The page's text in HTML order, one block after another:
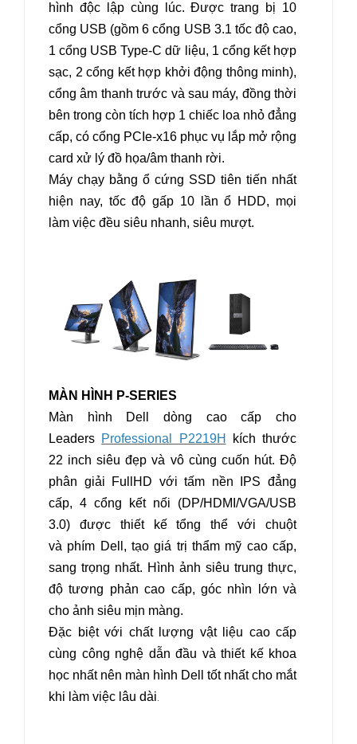
hình độc lập cùng lúc. Được trang bị 10
cổng USB (gồm 6 cổng USB 3.1 tốc độ cao,
1 cổng USB Type-C dữ liệu, 1 cổng kết hợp
sạc, 2 cổng kết hợp khởi động thông minh),
cổng âm thanh trước và sau máy, đồng thời
bên trong còn tích hợp 1 chiếc loa nhỏ đẳng
cấp, có cổng PCIe-x16 phục vụ lắp mở rộng
card xử lý đồ họa/âm thanh rời.
Máy chạy bằng ổ cứng SSD tiên tiến nhất
hiện nay, tốc độ gấp 10 lần ổ HDD, mọi
làm việc đều siêu nhanh, siêu mượt.
MÀN HÌNH P-SERIES
Màn hình Dell dòng cao cấp cho
Leaders Professional P2219H
kích thước
22 inch siêu đẹp và vô cùng cuốn hút. Độ
phân giải FullHD với tấm nền IPS đẳng
cấp, 4 cổng kết nối (DP/HDMI/VGA/USB
3.0) được thiết kế tổng thể với chuột
và phím Dell, tạo giá trị thẩm mỹ cao cấp,
sang trọng nhất. Hình ảnh siêu trung thực,
độ tương phản cao cấp, góc nhìn lớn và
cho ảnh siêu mịn màng.
Đặc biệt với chất lượng vật liệu cao cấp
cùng công nghệ dẫn đầu và thiết kế khoa
học nhất nên màn hình Dell tốt nhất cho mắt
khi làm việc lâu dài